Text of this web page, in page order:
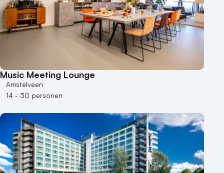
Music Meeting Lounge
Amstelveen
14 - 30 personen